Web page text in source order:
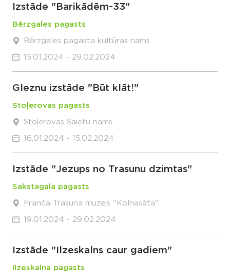
Izstāde "Barikādēm-33"
Bērzgales pagasts
Bērzgales pagasta kultūras nams
15.01.2024 - 29.02.2024
Gleznu izstāde "Būt klāt!"
Stoļerovas pagasts
Stoļerovas Saietu nams
16.01.2024 - 15.02.2024
Izstāde "Jezups no Trasunu dzimtas"
Sakstagala pagasts
Franča Trasuna muzejs "Kolnasāta"
19.01.2024 - 29.02.2024
Izstāde "Ilzeskalns caur gadiem"
Ilzeskalna pagasts